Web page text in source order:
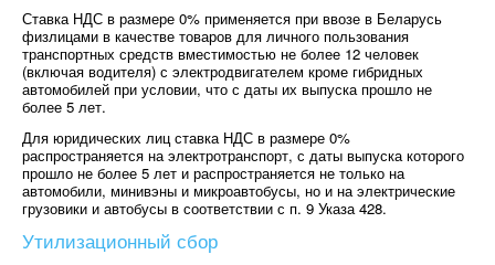
Ставка НДС в размере 0% применяется при ввозе в Беларусь
физлицами в качестве товаров для личного пользования
транспортных средств вместимостью не более 12 человек
(включая водителя) с электродвигателем кроме гибридных
автомобилей при условии, что с даты их выпуска прошло не
более 5 лет.
Для юридических лиц ставка НДС в размере 0%
распространяется на электротранспорт, с даты выпуска которого
прошло не более 5 лет и распространяется не только на
автомобили, минивэны и микроавтобусы, но и на электрические
грузовики и автобусы в соответствии с п. 9 Указа 428.
Утилизационный сбор